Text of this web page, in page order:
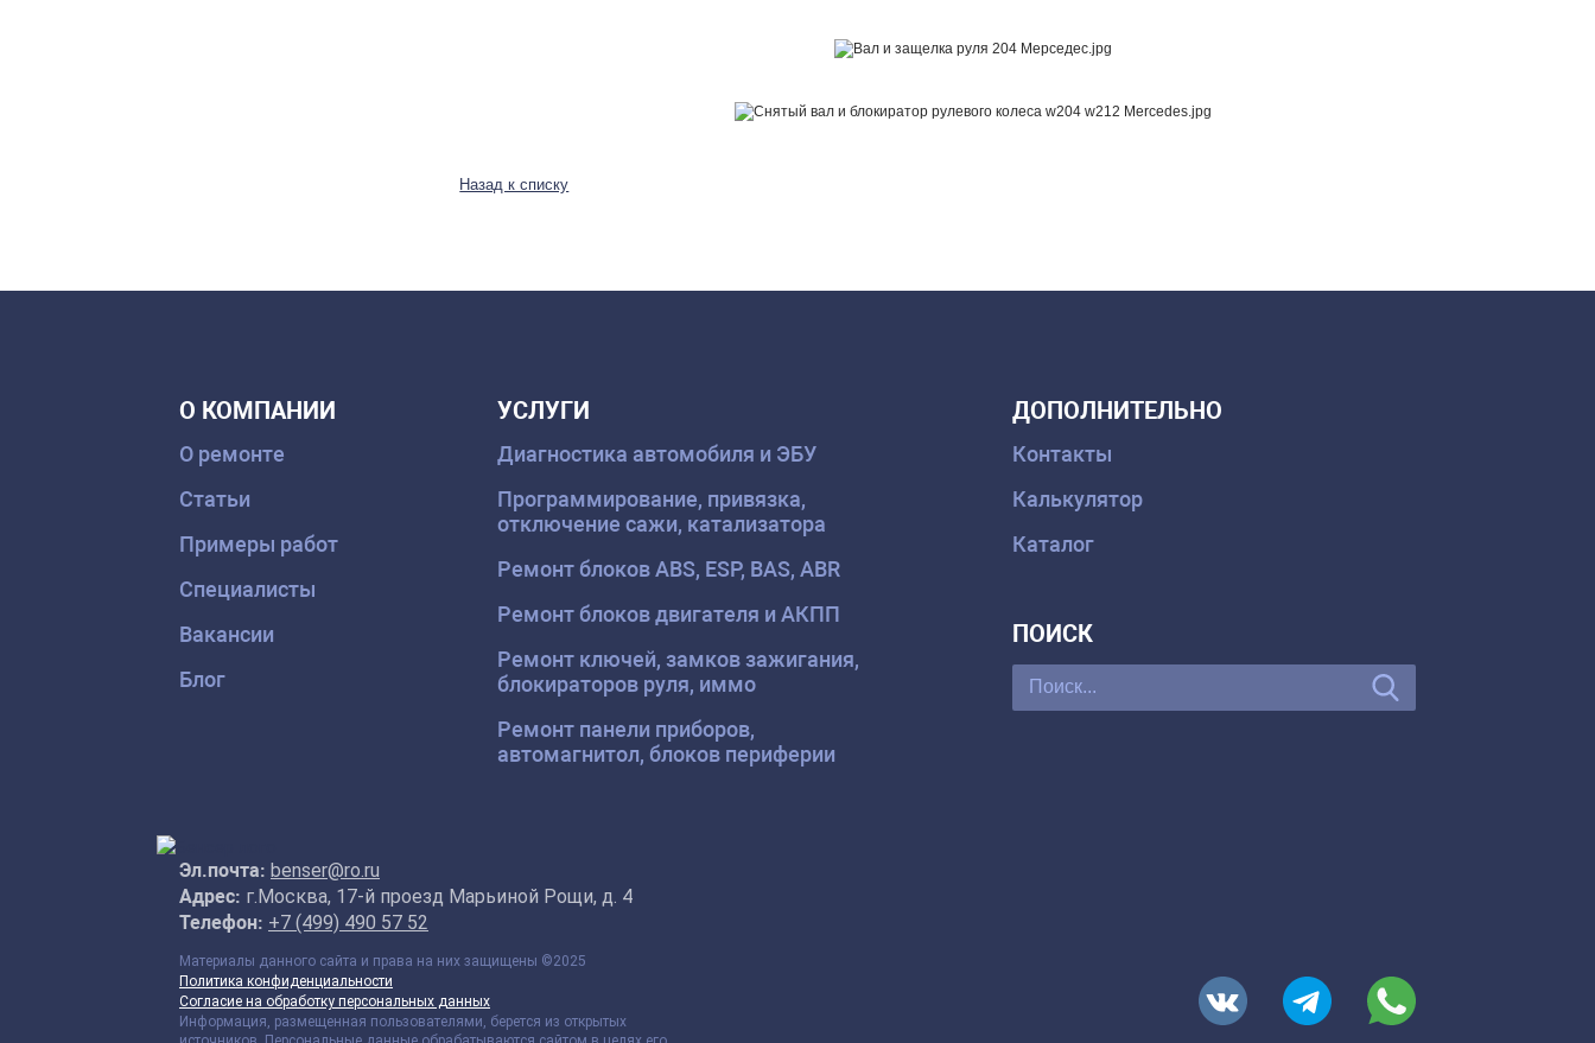
Назад к списку
О КОМПАНИИ
О ремонте
Статьи
Примеры работ
Специалисты
Вакансии
Блог
УСЛУГИ
Диагностика автомобиля и ЭБУ
Программирование, привязка,
отключение сажи, катализатора
Ремонт блоков ABS, ESP, BAS, ABR
Ремонт блоков двигателя и АКПП
Ремонт ключей, замков зажигания,
блокираторов руля, иммо
Ремонт панели приборов,
автомагнитол, блоков периферии
ДОПОЛНИТЕЛЬНО
Контакты
Калькулятор
Каталог
ПОИСК
Эл.почта: benser@ro.ru
Адрес: г.Москва, 17-й проезд Марьиной Рощи, д. 4
Телефон: +7 (499) 490 57 52
Материалы данного сайта и права на них защищены ©2025
Политика конфиденциальности
Согласие на обработку персональных данных
Информация, размещенная пользователями, берется из открытых